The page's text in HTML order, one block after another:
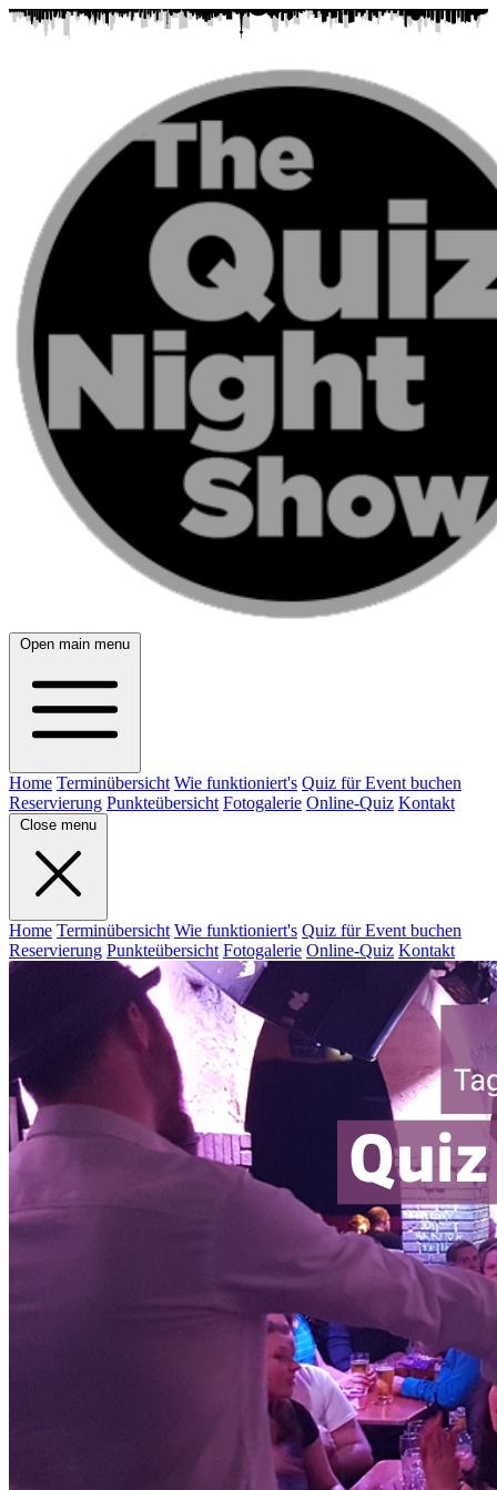
Open main menu
Home Terminübersicht Wie funktioniert's Quiz für Event buchen
Reservierung Punkteübersicht Fotogalerie Online-Quiz Kontakt
Close menu
Home Terminübersicht Wie funktioniert's Quiz für Event buchen
Reservierung Punkteübersicht Fotogalerie Online-Quiz Kontakt